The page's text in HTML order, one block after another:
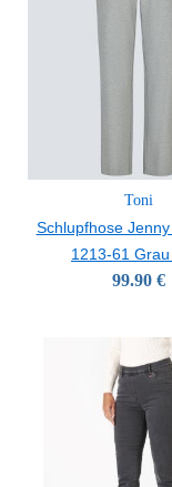
Toni
Schlupfhose
1213-61
99.90 €